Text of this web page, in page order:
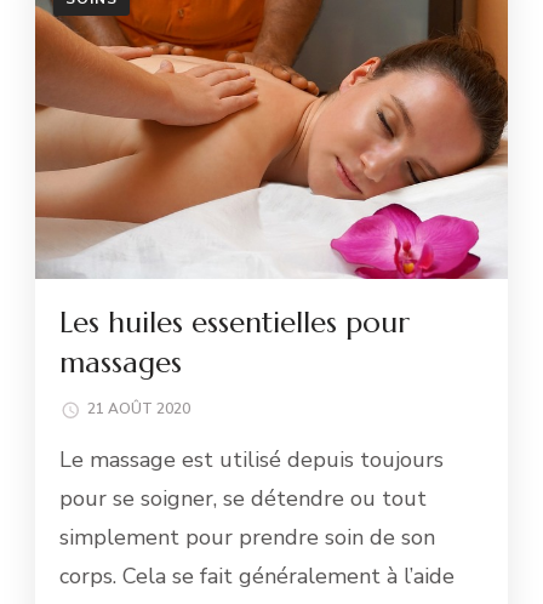
Les huiles essentielles pour
massages
21 AOÛT 2020
Le massage est utilisé depuis toujours
pour se soigner, se détendre ou tout
simplement pour prendre soin de son
corps. Cela se fait généralement à l’aide